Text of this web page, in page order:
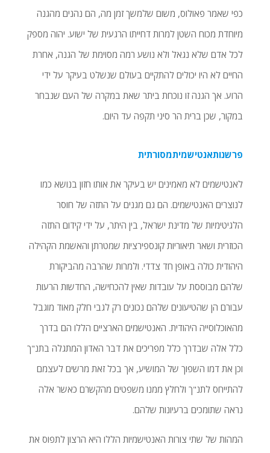
כפי שאמר פאולוס, משום שלמשך זמן מה, הם נהנים מהגנה
מיוחדת מכוח השטן למרות דחייתו הרגעית של ישוע. יהוה מספק
לכל אדם שלא נגאל ולא נושע רמה מסוימת של הגנה, אחרת
החיים לא היו יכולים להתקיים בעולם שנשלט בעיקר על ידי
הרוע. אך הגנה זו נוכחת ביתר שאת במקרה של העם שנבחר
במקור, שכן ברית הר סיני תקפה עד היום.
פרשנותאנטישמיתמסורתית
לאנטישמים לא מאמינים יש בעיקר את אותו חזון בנושא כמו
לנוצרים האנטישמים. הם גם מגנים על התזה של חוסר
הלגיטימיות של מדינת ישראל, בין היתר, על ידי קידום התזה
הכוזרית ושאר תיאוריות קונספירציות שמטרתן והאשמת הקהילה
היהודית כולה באופן חד צדדי. ולמרות שהרבה מהביקורת
שלהם מבוססת על עובדות שאין להכחישה, החדשות הרעות
עבורם הן שהטיעונים שלהם נכונים רק לגבי חלק מאוד מוגבל
מהאוכלוסייה היהודית. האנטישמים הארציים הללו הם בדרך
כלל אלה שבדרך כלל מפריכים את דבר האדון המתגלה בתנ"ך
וכן את דמו השפוך של המושיע, אך בכל זאת מרשים לעצמם
להתייחס לתנ"ך ולחלץ ממנו משפטים מהקשרם כאשר אלה
נראה שתומכים ברעיונות שלהם.
המהות של שתי צורות האנטישמיות הללו היא הרצון לתפוס את